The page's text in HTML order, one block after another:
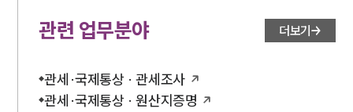
관련 업무분야 더보기
관세·국제통상 · 관세조사
관세·국제통상 · 원산지증명